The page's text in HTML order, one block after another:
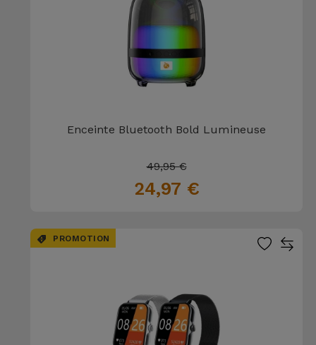
Enceinte Bluetooth Bold Lumineuse
49,95 €
24,97 €
PROMOTION